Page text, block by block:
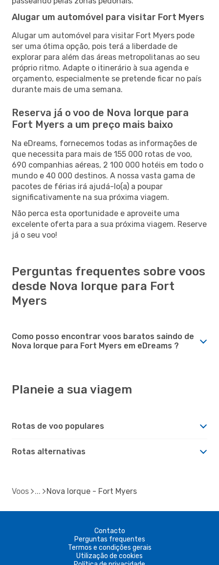
Alugar um automóvel para visitar Fort Myers
Alugar um automóvel para visitar Fort Myers pode
ser uma ótima opção, pois terá a liberdade de
explorar para além das áreas metropolitanas ao seu
próprio ritmo. Adapte o itinerário à sua agenda e
orçamento, especialmente se pretende ficar no país
durante mais de uma semana.
Reserva já o voo de Nova Iorque para
Fort Myers a um preço mais baixo
Na eDreams, fornecemos todas as informações de
que necessita para mais de 155 000 rotas de voo,
690 companhias aéreas, 2 100 000 hotéis em todo o
mundo e 40 000 destinos. A nossa vasta gama de
pacotes de férias irá ajudá-lo(a) a poupar
significativamente na sua próxima viagem.
Não perca esta oportunidade e aproveite uma
excelente oferta para a sua próxima viagem. Reserve
já o seu voo!
Perguntas frequentes sobre voos
desde Nova Iorque para Fort
Myers
Como posso encontrar voos baratos saindo de
Nova Iorque para Fort Myers em eDreams ?
Planeie a sua viagem
Rotas de voo populares
Rotas alternativas
Voos Nova Iorque - Fort Myers
Contacto
Perguntas frequentes
Termos e condições gerais
Utilização de cookies